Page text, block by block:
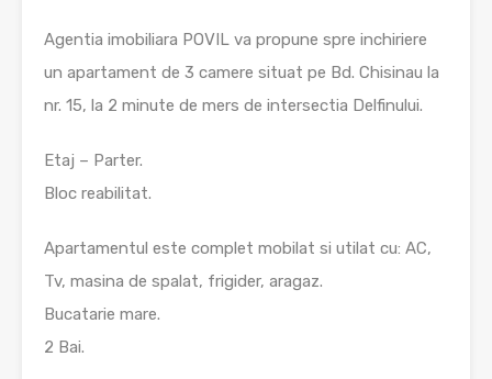
Agentia imobiliara POVIL va propune spre inchiriere
un apartament de 3 camere situat pe Bd. Chisinau la
nr. 15, la 2 minute de mers de intersectia Delfinului.
Etaj – Parter.
Bloc reabilitat.
Apartamentul este complet mobilat si utilat cu: AC,
Tv, masina de spalat, frigider, aragaz.
Bucatarie mare.
2 Bai.